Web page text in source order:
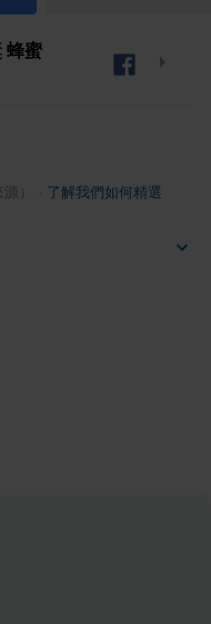
蜂蜜
） 了解我們如何精選